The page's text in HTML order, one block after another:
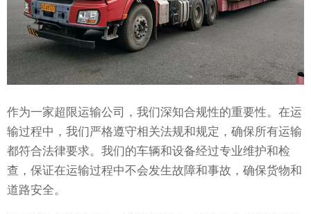
作为一家超限运输公司，我们深知合规性的重要性。在运
输过程中，我们严格遵守相关法规和规定，确保所有运输
都符合法律要求。我们的车辆和设备经过专业维护和检
查，保证在运输过程中不会发生故障和事故，确保货物和
道路安全。